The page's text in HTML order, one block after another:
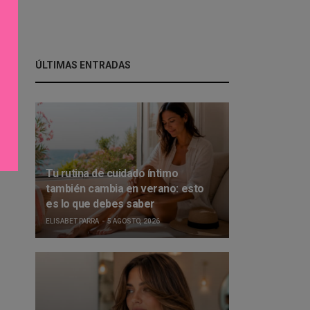
ÚLTIMAS ENTRADAS
Tu rutina de cuidado íntimo
también cambia en verano: esto
es lo que debes saber
ELISABET PARRA 5 AGOSTO, 2026